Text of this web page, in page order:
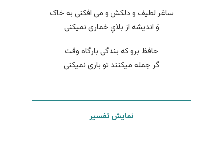
ساغر لطیف و دلکش و می افکنی به خاک
وَ اندیشه از بلایِ خماری نمیکنی
حافظ برو که بندگی بارگاه وقت
گر جمله میکنند تو باری نمیکنی
نمایش تفسیر